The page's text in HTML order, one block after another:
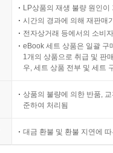
LP상품의 재생 불량 원인
시간의 경과에 의해 재판매
전자상거래 등에서의 소비
eBook 세트 상품은 일괄 구
1개의 상품으로 취급 및 판
우, 세트 상품 전부 및 세트
상품의 불량에 의한 반품,
준하여 처리됨
대금 환불 및 환불 지연에